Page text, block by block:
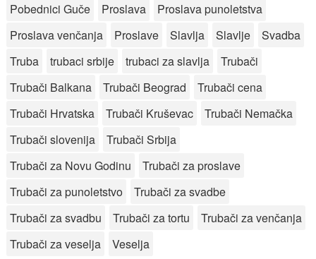
Pobednici Guče
Proslava
Proslava punoletstva
Proslava venčanja
Proslave Slavlja Slavlje
Svadba
Truba
trubaci srbije trubaci za slavlja
Trubači
Trubači Balkana
Trubači Beograd
Trubači cena
Trubači Hrvatska
Trubači Kruševac
Trubači Nemačka
Trubači slovenija
Trubači Srbija
Trubači za Novu Godinu
Trubači za proslave
Trubači za punoletstvo
Trubači za svadbe
Trubači za svadbu
Trubači za tortu
Trubači za venčanja
Trubači za veselja
Veselja